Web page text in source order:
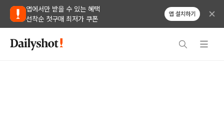
앱에서만 받을 수 있는 혜택
선착순 첫구매 최저가 쿠폰
앱 설치하기